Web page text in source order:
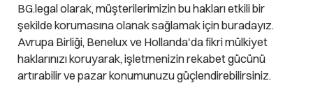
BG.legal olarak, müşterilerimizin bu hakları etkili bir
şekilde korumasına olanak sağlamak için buradayız.
Avrupa Birliği, Benelux ve Hollanda'da fikri mülkiyet
haklarınızı koruyarak, işletmenizin rekabet gücünü
artırabilir ve pazar konumunuzu güçlendirebilirsiniz.